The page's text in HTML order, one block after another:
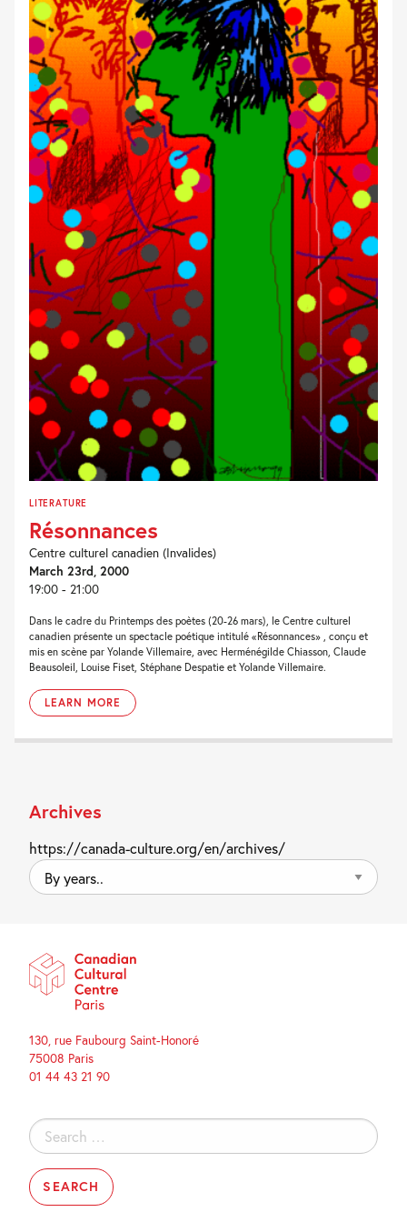
LITERATURE
Résonnances
Centre culturel canadien (Invalides)
March 23rd, 2000
19:00 - 21:00
Dans le cadre du Printemps des poètes (20-26 mars), le Centre culturel
canadien présente un spectacle poétique intitulé «Résonnances» , conçu et
mis en scène par Yolande Villemaire, avec Herménégilde Chiasson, Claude
Beausoleil, Louise Fiset, Stéphane Despatie et Yolande Villemaire.
LEARN MORE
Archives
https://canada-culture.org/en/archives/
By
years..
130, rue Faubourg Saint-Honoré
75008 Paris
01 44 43 21 90
Search
for: